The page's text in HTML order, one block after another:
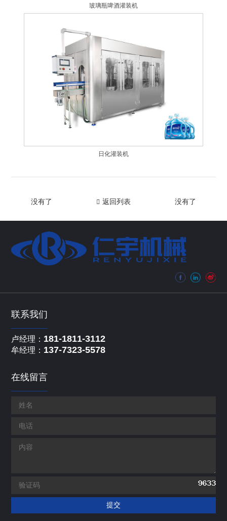
玻璃瓶啤酒灌装机
日化灌装机
没有了 返回列表 没有了
联系我们
卢经理： 181-1811-3112
牟经理： 137-7323-5578
在线留言